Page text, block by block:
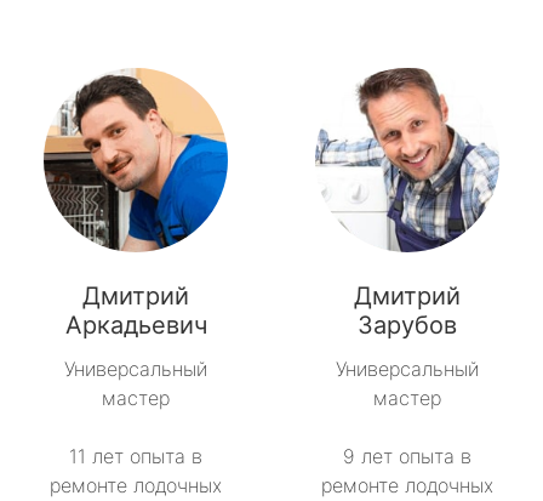
Дмитрий
Аркадьевич
Универсальный
мастер
11 лет опыта в
ремонте лодочных
Дмитрий
Зарубов
Универсальный
мастер
9 лет опыта в
ремонте лодочных